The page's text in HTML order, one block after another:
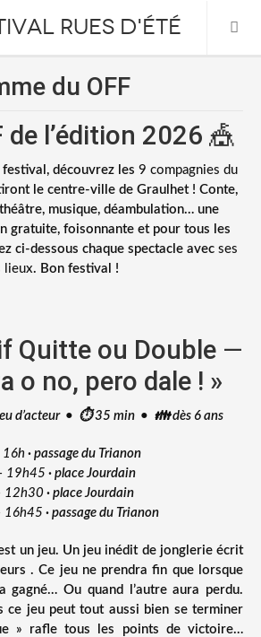
du OFF
de l’édition 2026 🎪
découvrez les 9 compagnies du
le centre-ville de Graulhet ! Conte,
musique, déambulation… une
gratuite, foisonnante et pour tous les
ci-dessous chaque spectacle avec ses
lieux. Bon festival !
Quitte ou Double —
o no, pero dale ! »
d’acteur • ⏱️ 35 min • 👪 dès 6 ans
16h · passage du Trianon
19h45 · place Jourdain
12h30 · place Jourdain
16h45 · passage du Trianon
un jeu. Un jeu inédit de jonglerie écrit
. Ce jeu ne prendra fin que lorsque
gagné… Ou quand l’autre aura perdu.
ce jeu peut tout aussi bien se terminer
» rafle tous les points de victoire…